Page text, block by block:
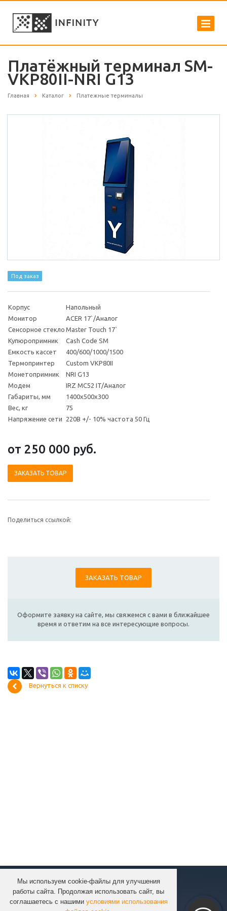
Мы используем cookie-файлы для улучшения
работы сайта. Продолжая использовать сайт, вы
соглашаетесь с нашими условиями использования
Платёжный терминал SM-
VKP80II-NRI G13
Главная Каталог Платежные терминалы
Под заказ
Корпус
Напольный
Монитор
AСER 17`/Аналог
Сенсорное стекло Master Touch 17`
Купюропримник
Cash Code SM
Емкость кассет
400/600/1000/1500
Термопринтер
Custom VKP80II
Монетопримник
NRI G13
Модем
IRZ MC52 IT/Аналог
Габариты, мм
1400х500х300
Вес, кг
75
Напряжение сети
220В +/- 10% частота 50 Гц
от 250 000 руб.
ЗАКАЗАТЬ ТОВАР
Поделиться ссылкой:
ЗАКАЗАТЬ ТОВАР
Оформите заявку на сайте, мы свяжемся с вами в ближайшее
время и ответим на все интересующие вопросы.
Вернуться к списку
КОМПАНИЯ
КАТАЛОГ
УСЛУГИ